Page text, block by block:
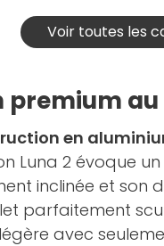
Voir toutes les
premium
en
Luna 2 évoque
inclinée et son
parfaitement
avec